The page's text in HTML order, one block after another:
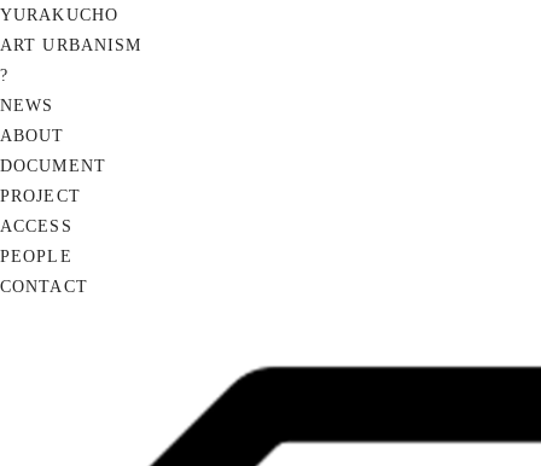
YURAKUCHO
ART URBANISM
?
NEWS
ABOUT
DOCUMENT
PROJECT
ACCESS
PEOPLE
CONTACT